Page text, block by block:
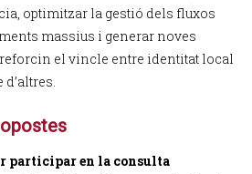
optimitzar la gestió dels fluxos
massius i generar noves
el vincle entre identitat local
d’altres.
participar en la consulta